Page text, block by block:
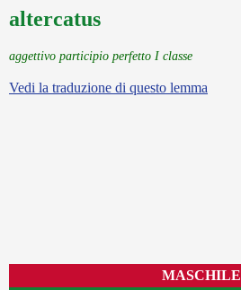
altercatus
aggettivo participio perfetto I classe
Vedi la traduzione di questo lemma
MASCHILE